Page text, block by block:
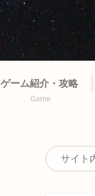
ゲーム紹介・攻略
Game